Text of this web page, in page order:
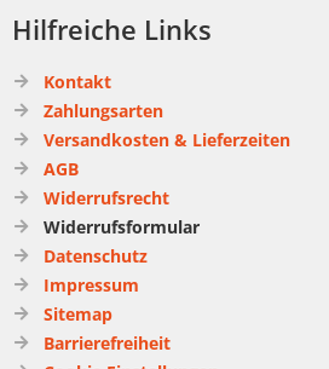
Hilfreiche Links
Kontakt
Zahlungsarten
Versandkosten & Lieferzeiten
AGB
Widerrufsrecht
Widerrufsformular
Datenschutz
Impressum
Sitemap
Barrierefreiheit